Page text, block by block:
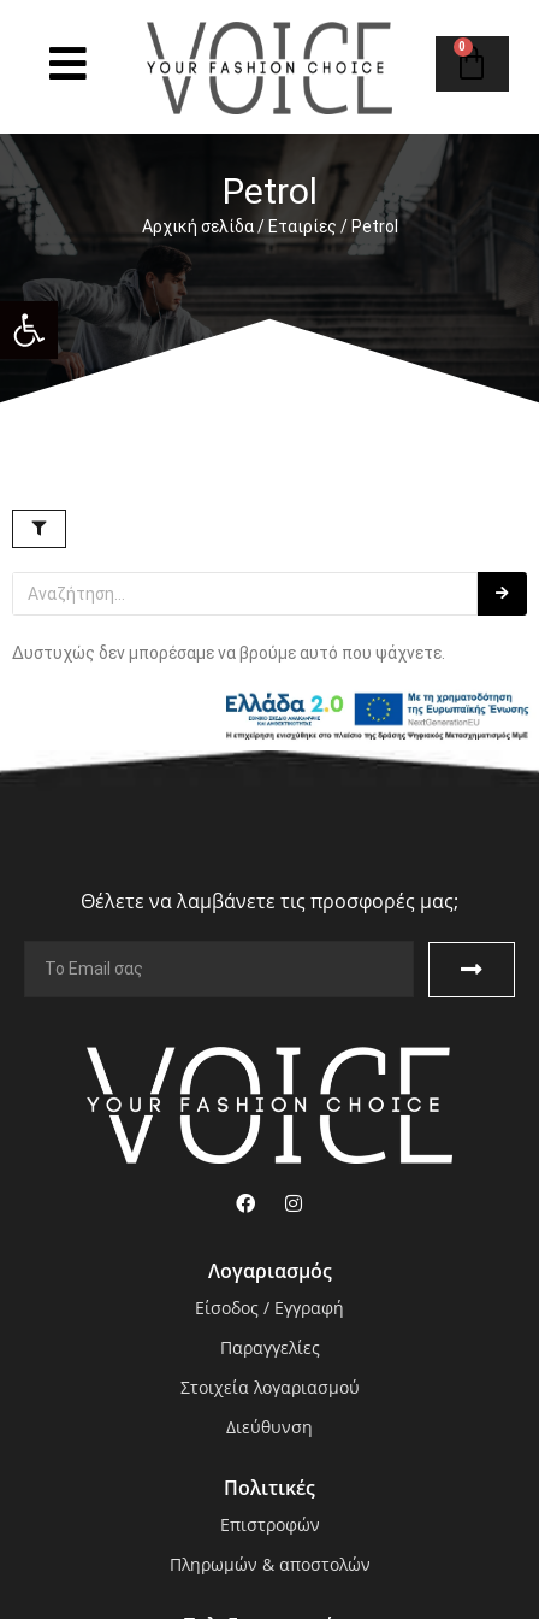
0
Petrol
Αρχική σελίδα/ Εταιρίες / Petrol
Δυστυχώς δεν μπορέσαμε να βρούμε αυτό που ψάχνετε.
Θέλετε να λαμβάνετε τις προσφορές μας;
Λογαριασμός
Είσοδος / Εγγραφή
Παραγγελίες
Στοιχεία λογαριασμού
Διεύθυνση
Πολιτικές
Επιστροφών
Πληρωμών & αποστολών
Ανοίξτε τη γραμμή εργαλείων